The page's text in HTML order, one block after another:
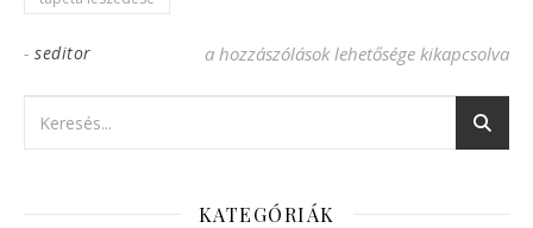
- seditor A tapéta leszedése roppant egyszerű
a hozzászólások lehetősége kikapcsolva
KATEGÓRIÁK